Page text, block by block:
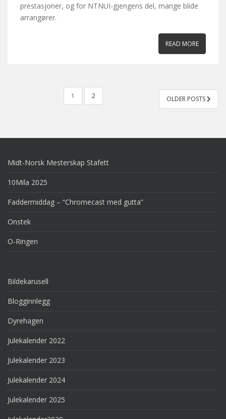
prestasjoner, og for NTNUI-gjengens del, mange blide
arrangører.
READ MORE
PAGINATION
1 2 OLDER POSTS
Midt-Norsk Mesterskap Stafett
10Mila 2025
Faddermiddag – “Chromecast med gutta”
Onstek
O-Ringen
Bildekarusell
Blogginnlegg
Dyrehagen
Julekalender 2022
Julekalender 2023
Julekalender 2024
Julekalender 2025